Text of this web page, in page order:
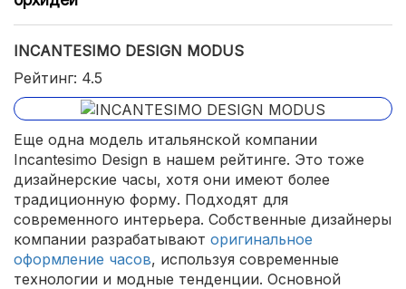
INCANTESIMO DESIGN MODUS
Рейтинг: 4.5
Еще одна модель итальянской компании
Incantesimo Design в нашем рейтинге. Это тоже
дизайнерские часы, хотя они имеют более
традиционную форму. Подходят для
современного интерьера. Собственные дизайнеры
компании разрабатывают оригинальное
оформление часов, используя современные
технологии и модные тенденции. Основной